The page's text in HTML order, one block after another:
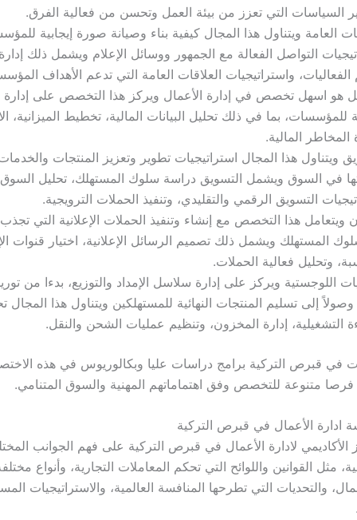
السياسات التي تعزز من بيئة العمل وتحسن من فعالية الفرق.
العامة ويتناول هذا المجال كيفية بناء وصيانة صورة إيجابية
التواصل الفعالة مع الجمهور ووسائل الإعلام ويشمل ذلك
الفعاليات، واستراتيجيات العلاقات العامة التي تدعم الأهداف
هو اسهل تخصص في إدارة الأعمال ويركز هذا التخصص على إدارة
للمؤسسات، بما في ذلك تحليل البيانات المالية، تخطيط الميزانية،
المخاطر المالية.
ويتناول هذا المجال استراتيجيات تطوير وتعزيز المنتجات
في السوق ويشمل التسويق دراسة سلوك المستهلك، تحليل
التسويق الرقمي والتقليدي، وتنفيذ الحملات الترويجية.
ويتعامل هذا التخصص مع إنشاء وتنفيذ الحملات الإعلانية التي تجذب
المستهلك ويشمل ذلك تصميم الرسائل الإعلانية، اختيار قنوات
وتحليل فعالية الحملات.
اللوجستية ويركز على إدارة سلاسل الإمداد والتوزيع، بدءا من
وصولاً إلى تسليم المنتجات النهائية للمستهلكين ويتناول هذا المجال
التشغيلية، إدارة المخزون، وتنظيم عمليات الشحن والنقل.
في قبرص التركية برامج دراسات عليا وبكالوريوس في هذه
متنوعة للتخصص وفق اهتماماتهم المهنية والسوق المتنامي.
ادارة الأعمال في قبرص التركية
الأكاديمي لادارة الأعمال في قبرص التركية على فهم الجوانب
مثل القوانين واللوائح التي تحكم المعاملات التجارية، وأنواع
والتحديات التي تطرحها المنافسة العالمية، والاستراتيجيات